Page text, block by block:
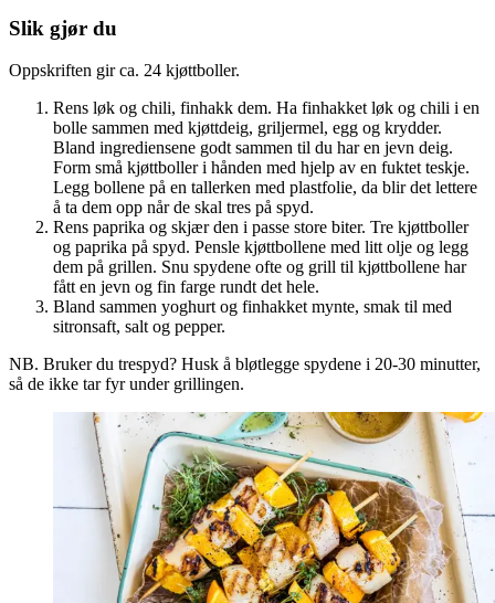
Slik gjør du
Oppskriften gir ca. 24 kjøttboller.
Rens løk og chili, finhakk dem. Ha finhakket løk og chili i en
bolle sammen med kjøttdeig, griljermel, egg og krydder.
Bland ingrediensene godt sammen til du har en jevn deig.
Form små kjøttboller i hånden med hjelp av en fuktet teskje.
Legg bollene på en tallerken med plastfolie, da blir det lettere
å ta dem opp når de skal tres på spyd.
Rens paprika og skjær den i passe store biter. Tre kjøttboller
og paprika på spyd. Pensle kjøttbollene med litt olje og legg
dem på grillen. Snu spydene ofte og grill til kjøttbollene har
fått en jevn og fin farge rundt det hele.
Bland sammen yoghurt og finhakket mynte, smak til med
sitronsaft, salt og pepper.
NB. Bruker du trespyd? Husk å bløtlegge spydene i 20-30 minutter,
så de ikke tar fyr under grillingen.